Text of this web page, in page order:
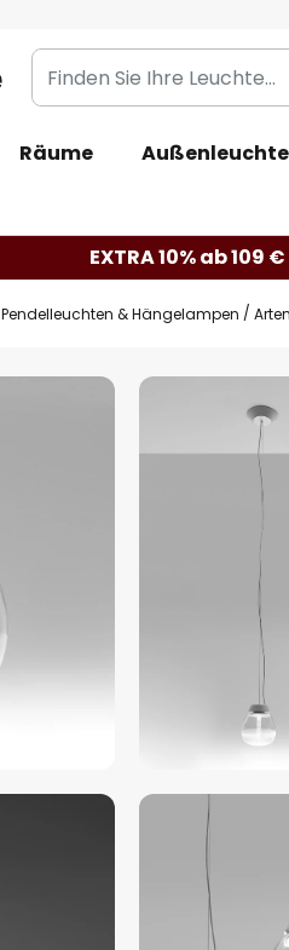
Finden
Sie
Leuchte...
Räume
EXTRA 10% ab 109
Pendelleuchten & Hängelampen